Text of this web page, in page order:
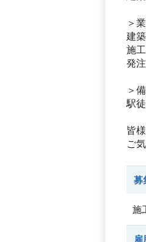
＞
建
施
発
＞
駅
皆
ご
募
施
雇